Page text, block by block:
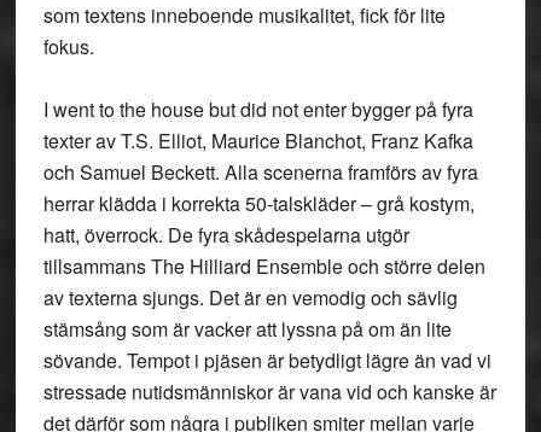
som textens inneboende musikalitet, fick för lite
fokus.
I went to the house but did not enter bygger på fyra
texter av T.S. Elliot, Maurice Blanchot, Franz Kafka
och Samuel Beckett. Alla scenerna framförs av fyra
herrar klädda i korrekta 50-talskläder – grå kostym,
hatt, överrock. De fyra skådespelarna utgör
tillsammans The Hilliard Ensemble och större delen
av texterna sjungs. Det är en vemodig och sävlig
stämsång som är vacker att lyssna på om än lite
sövande. Tempot i pjäsen är betydligt lägre än vad vi
stressade nutidsmänniskor är vana vid och kanske är
det därför som några i publiken smiter mellan varje